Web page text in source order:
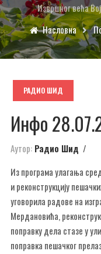
Извршног већа
Насловна
РАДИО ШИД
Инфо
Аутор: Радио Шид
Из програма улагања
и реконструкцију
уговорила радове на
Мердановића,
поправку дела стазе у
поправка пешачког